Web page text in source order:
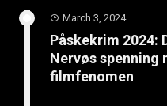
March 3, 2024
Påskekrim 2024:
Nervøs spenning
filmfenomen